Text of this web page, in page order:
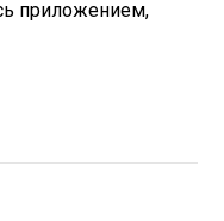
приложением,